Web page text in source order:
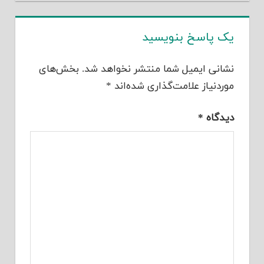
یک پاسخ بنویسید
نشانی ایمیل شما منتشر نخواهد شد. بخش‌های
موردنیاز علامت‌گذاری شده‌اند *
دیدگاه *